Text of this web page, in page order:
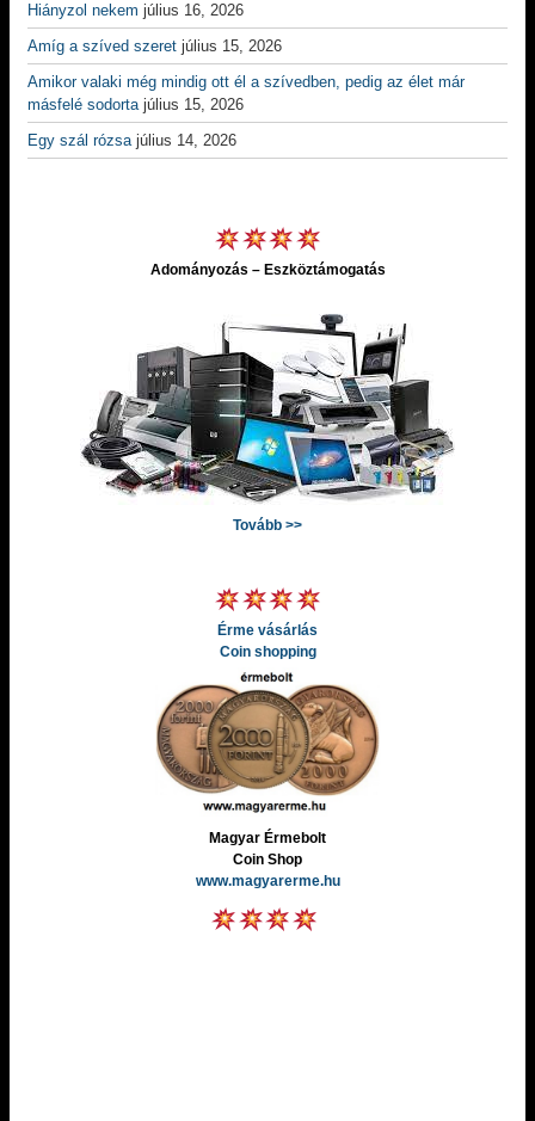
Hiányzol nekem július 16, 2026
Amíg a szíved szeret július 15, 2026
Amikor valaki még mindig ott él a szívedben, pedig az élet már
másfelé sodorta július 15, 2026
Egy szál rózsa július 14, 2026
Adományozás – Eszköztámogatás
Tovább >>
Érme vásárlás
Coin shopping
Magyar Érmebolt
Coin Shop
www.magyarerme.hu